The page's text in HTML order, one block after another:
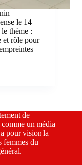
le 14
thème :
et rôle pour
de
un média
pour vision la
femmes du